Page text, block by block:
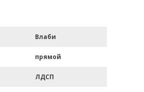
Влаби
прямой
ЛДСП